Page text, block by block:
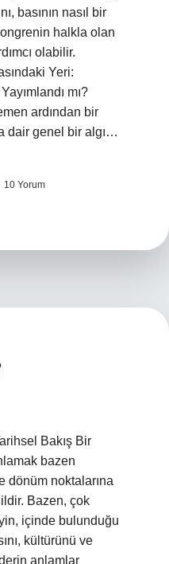
basının nasıl bir
halkla olan
olabilir.
Yeri:
mı?
ardından bir
dair genel bir algı…
10 Yorum
Bakış Bir
bazen
dönüm noktalarına
Bazen, çok
içinde bulunduğu
kültürünü ve
anlamlar